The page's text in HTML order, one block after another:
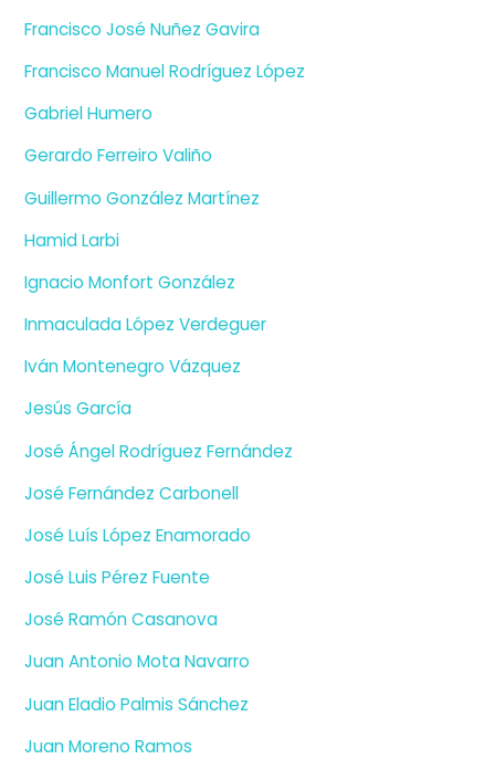
Francisco José Nuñez Gavira
Francisco Manuel Rodríguez López
Gabriel Humero
Gerardo Ferreiro Valiño
Guillermo González Martínez
Hamid Larbi
Ignacio Monfort González
Inmaculada López Verdeguer
Iván Montenegro Vázquez
Jesús García
José Ángel Rodríguez Fernández
José Fernández Carbonell
José Luís López Enamorado
José Luis Pérez Fuente
José Ramón Casanova
Juan Antonio Mota Navarro
Juan Eladio Palmis Sánchez
Juan Moreno Ramos